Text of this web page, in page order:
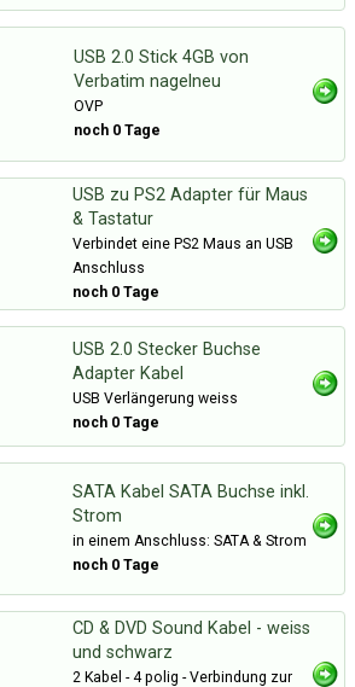
USB 2.0 Stick 4GB von
Verbatim nagelneu
OVP
noch 0 Tage
USB zu PS2 Adapter für Maus
& Tastatur
Verbindet eine PS2 Maus an USB
Anschluss
noch 0 Tage
USB 2.0 Stecker Buchse
Adapter Kabel
USB Verlängerung weiss
noch 0 Tage
SATA Kabel SATA Buchse inkl.
Strom
in einem Anschluss: SATA & Strom
noch 0 Tage
CD & DVD Sound Kabel - weiss
und schwarz
2 Kabel - 4 polig - Verbindung zur